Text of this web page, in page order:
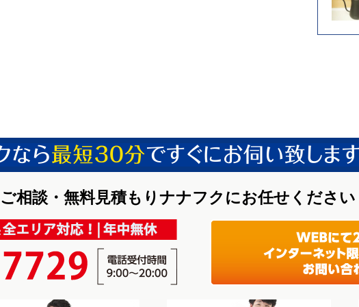
相談・無料見積もりナナフクにお任せください